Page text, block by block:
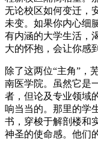
无论校区如何变迁，
未变。如果你内心细
有内涵的大学生活，
大的怀抱，会让你感
除了这两位“主角”
南医学院。虽然它是
者，但论及专业领域
响当当的。那里的学
书，穿梭于解剖楼和
神圣的使命感。他们